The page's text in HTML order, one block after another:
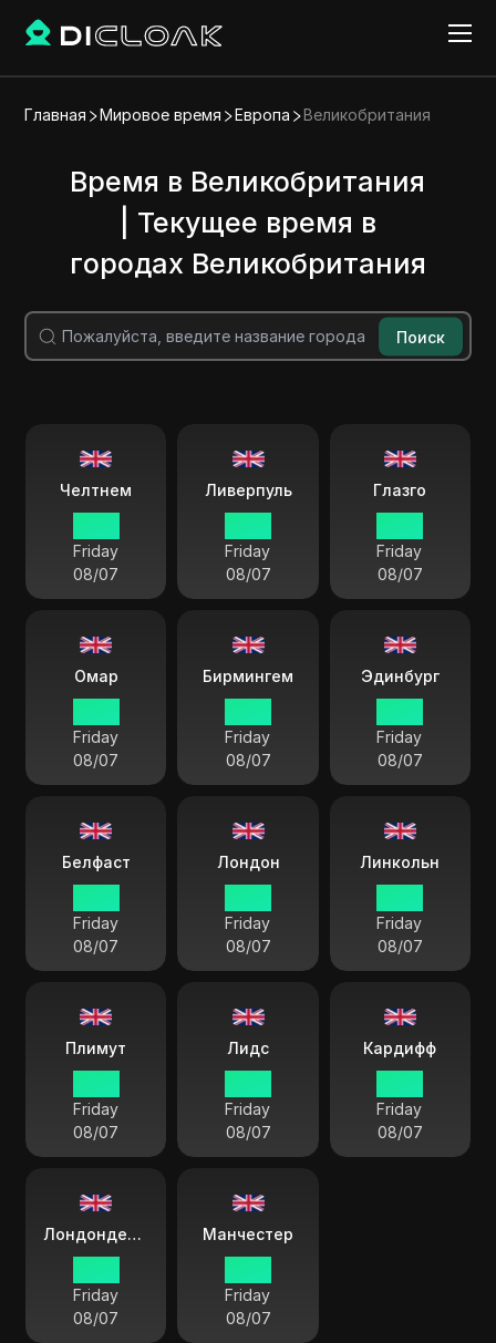
Главная Мировое время Европа Великобритания
Время в Великобритания
| Текущее время в
городах Великобритания
Поиск
Челтнем
Friday
08/07
Ливерпуль
Friday
08/07
Глазго
Friday
08/07
Омар
Friday
08/07
Бирмингем
Friday
08/07
Эдинбург
Friday
08/07
Белфаст
Friday
08/07
Лондон
Friday
08/07
Линкольн
Friday
08/07
Плимут
Friday
08/07
Лидс
Friday
08/07
Кардифф
Friday
08/07
Лондондерри
Friday
08/07
Манчестер
Friday
08/07